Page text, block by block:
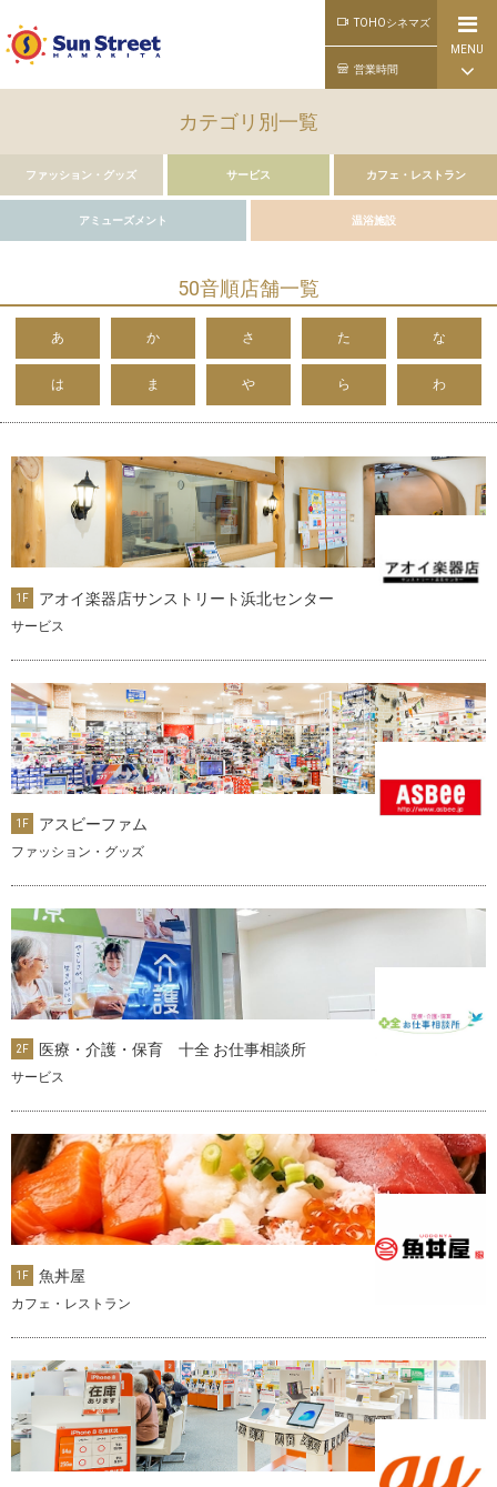
TOHOシネマズ
営業時間
MENU
公式ライン
カテゴリ別一覧
ファッション・グッズ サービス カフェ・レストラン
アミューズメント 温浴施設
50音順店舗一覧
あ か さ た な
は ま や ら わ
1F アオイ楽器店サンストリート浜北センター
サービス
1F アスビーファム
ファッション・グッズ
2F 医療・介護・保育 十全 お仕事相談所
サービス
1F 魚丼屋
カフェ・レストラン